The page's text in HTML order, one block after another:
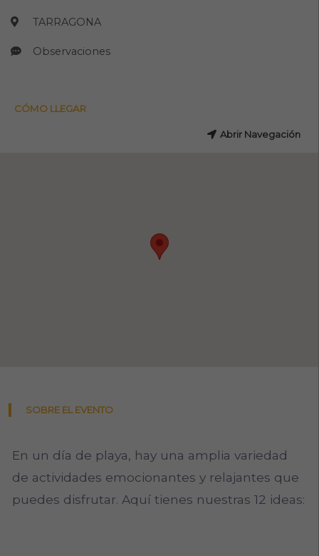
SOBRE EL EVENTO
En un día de playa, hay una amplia variedad
de actividades emocionantes y relajantes que
puedes disfrutar. Aquí tienes nuestras 12 ideas:
TARRAGONA
Observaciones
CÓMO LLEGAR
Abrir Navegación